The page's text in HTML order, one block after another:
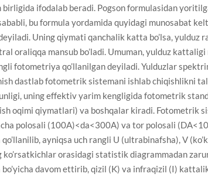
ifodalab beradi. Pogson formulasidan
bu formula yordamida quyidagi munosabat
Uning qiymati qanchalik katta bo’lsa, yulduz
oraliqqa mansub bo’ladi. Umuman, yulduz
fotometriya qo’llanilgan deyiladi. Yulduzlar
dastlab fotometrik sistemani ishlab chiqishlikni
uning effektiv yarim kengligida fotometrik
oqimi qiymatlari) va boshqalar kiradi. Fotometrik
polosali (100A)<da<300A) va tor polosali
ayniqsa uch rangli U (ultrabinafsha), V
orasidagi statistik diagrammadan
davom ettirib, qizil (K) va infraqizil (I)